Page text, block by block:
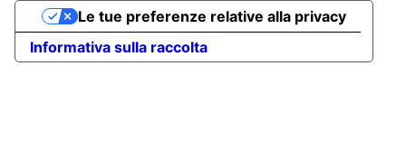
Informativa sulla raccolta
Le tue preferenze relative alla privacy